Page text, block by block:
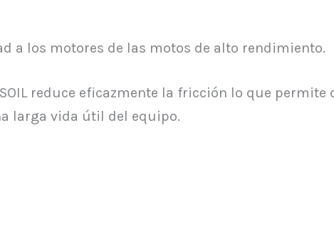
a los motores de las motos de alto rendimiento.
reduce eficazmente la fricción lo que permite
larga vida útil del equipo.